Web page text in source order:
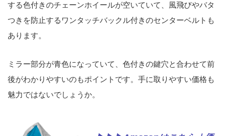
する色付きのチェーンホイールが空いていて、風飛びやバタ
つきを防止するワンタッチバックル付きのセンターベルトも
あります。
ミラー部分が青色になっていて、色付きの鍵穴と合わせて前
後がわかりやすいのもポイントです。手に取りやすい価格も
魅力ではないでしょうか。